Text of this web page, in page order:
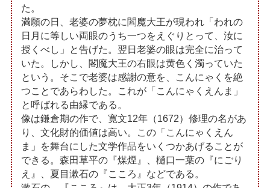
た。
満願の日、老婆の夢枕に閻魔大王が現われ「われの
日月に等しい両眼のうち一つをえぐりとって、汝に
授くべし」と告げた。翌日老婆の眼は完全に治って
いた。しかし、閣魔大王の右眼は黄色く濁っていた
という。そこで老婆は感謝の意を、こんにゃくを絶
つことであらわした。これが「こんにゃくえんま」
と呼ばれる由縁である。
像は鎌倉期の作で、寛文12年（1672）修理の名があ
り、文化財的価値は高い。この「こんにゃくえん
ま」を舞台にした文学作品をいくつかあげることが
できる。森田草平の『煤煙』、樋口一葉の『にごり
え』、夏目漱石の『こころ』などである。